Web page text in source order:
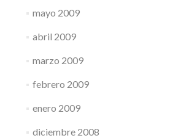
mayo 2009
abril 2009
marzo 2009
febrero 2009
enero 2009
diciembre 2008